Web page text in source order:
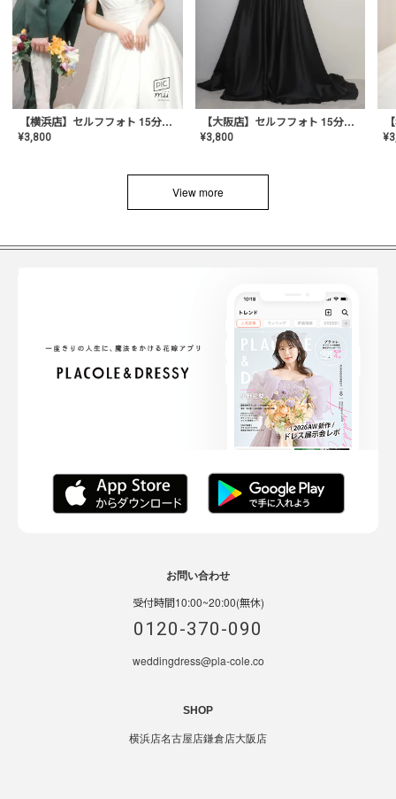
【横浜店】セルフフォト 15分撮り放題プラン
¥3,800
【大阪店】セルフフォト 15分撮り放題プラン
¥3,800 ¥
View more
お問い合わせ
受付時間10:00~20:00(無休)
0120-370-090
weddingdress@pla-cole.co
SHOP
横浜店名古屋店鎌倉店大阪店